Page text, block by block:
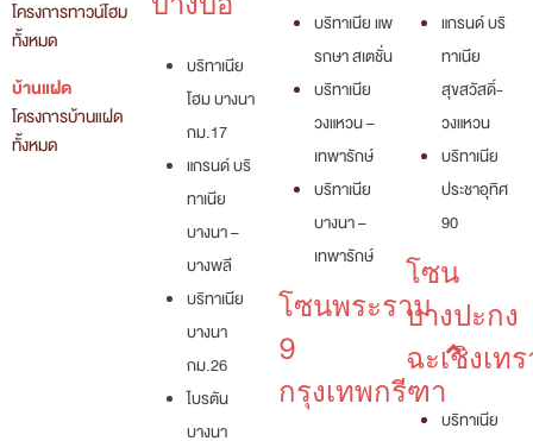
โครงการทาวน์โฮม
ทั้งหมด
บ้านแฝด
โครงการบ้านแฝด
ทั้งหมด
บริทาเนีย
โฮม บางนา
กม.17
แกรนด์ บริ
ทาเนีย
บางนา –
บางพลี
บริทาเนีย
บางนา
กม.26
ไบรตัน
บางนา
บริทาเนีย แพ
รกษา สเตชั่น
บริทาเนีย
วงแหวน –
เทพารักษ์
บริทาเนีย
บางนา –
เทพารักษ์
โซนพระราม
9
กรุงเทพกรีฑา
แกรนด์ บริ
ทาเนีย
สุขสวัสดิ์-
วงแหวน
บริทาเนีย
ประชาอุทิศ
90
โซน
บางปะกง
ฉะเชิงเท
บริทาเนีย